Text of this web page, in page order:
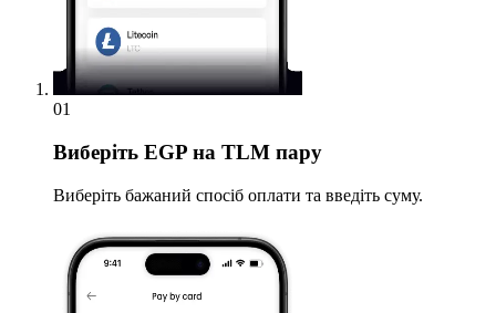
01
Виберіть EGP на TLM пару
Виберіть бажаний спосіб оплати та введіть суму.